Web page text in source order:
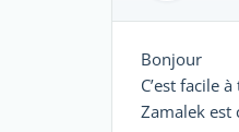
Bonjour
C’est facile
Zamalek est